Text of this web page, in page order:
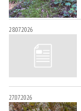
28.07.2026
27.07.2026